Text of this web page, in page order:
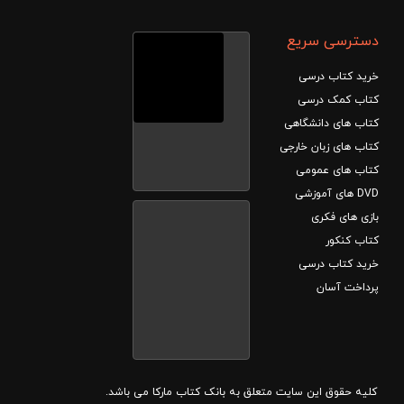
دسترسی سریع
خرید کتاب درسی
کتاب کمک درسی
کتاب های دانشگاهی
کتاب های زبان خارجی
کتاب های عمومی
DVD های آموزشی
بازی های فکری
کتاب کنکور
خرید کتاب درسی
پرداخت آسان
کلیه حقوق این سایت متعلق به بانک کتاب مارکا می باشد.